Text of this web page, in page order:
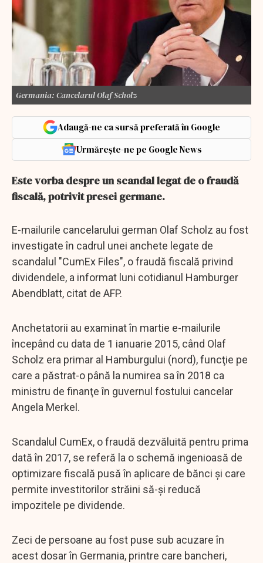
Germania: Cancelarul Olaf Scholz
Adaugă-ne ca sursă preferată în Google
Urmărește-ne pe Google News
Este vorba despre un scandal legat de o fraudă
fiscală, potrivit presei germane.
E-mailurile cancelarului german Olaf Scholz au fost
investigate în cadrul unei anchete legate de
scandalul "CumEx Files", o fraudă fiscală privind
dividendele, a informat luni cotidianul Hamburger
Abendblatt, citat de AFP.
Anchetatorii au examinat în martie e-mailurile
începând cu data de 1 ianuarie 2015, când Olaf
Scholz era primar al Hamburgului (nord), funcţie pe
care a păstrat-o până la numirea sa în 2018 ca
ministru de finanţe în guvernul fostului cancelar
Angela Merkel.
Scandalul CumEx, o fraudă dezvăluită pentru prima
dată în 2017, se referă la o schemă ingenioasă de
optimizare fiscală pusă în aplicare de bănci şi care
permite investitorilor străini să-şi reducă
impozitele pe dividende.
Zeci de persoane au fost puse sub acuzare în
acest dosar în Germania, printre care bancheri,